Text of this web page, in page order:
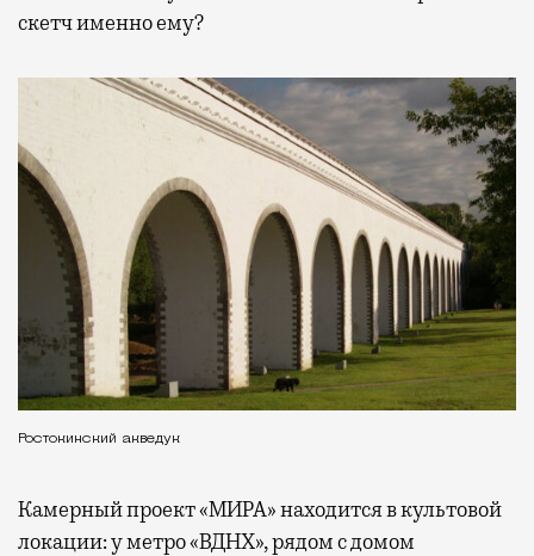
скетч именно ему?
Ростокинский акведук
Камерный проект «МИРА» находится в культовой
локации: у метро «ВДНХ», рядом с домом